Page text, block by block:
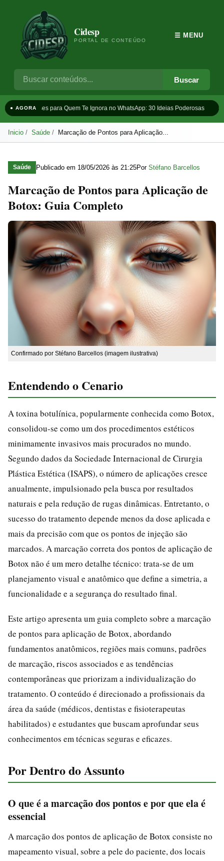
Cidesp
PORTAL DE CONTEÚDO
Buscar
☰ MENU
● AGORAFrases para Quem Te Ignora no WhatsApp: 30 Ideias Poderosas
Inicio Saúde Marcação de Pontos para Aplicação...
Saúde Publicado em 18/05/2026 às 21:25Por Stéfano Barcellos
Marcação de Pontos para Aplicação de
Botox: Guia Completo
Confirmado por Stéfano Barcellos (imagem ilustrativa)
Entendendo o Cenario
A toxina botulínica, popularmente conhecida como Botox,
consolidou-se como um dos procedimentos estéticos
minimamente invasivos mais procurados no mundo.
Segundo dados da Sociedade Internacional de Cirurgia
Plástica Estética (ISAPS), o número de aplicações cresce
anualmente, impulsionado pela busca por resultados
naturais e pela redução de rugas dinâmicas. Entretanto, o
sucesso do tratamento depende menos da dose aplicada e
mais da precisão com que os pontos de injeção são
marcados. A marcação correta dos pontos de aplicação de
Botox não é um mero detalhe técnico: trata-se de um
planejamento visual e anatômico que define a simetria, a
funcionalidade e a segurança do resultado final.
Este artigo apresenta um guia completo sobre a marcação
de pontos para aplicação de Botox, abordando
fundamentos anatômicos, regiões mais comuns, padrões
de marcação, riscos associados e as tendências
contemporâneas que priorizam a individualização do
tratamento. O conteúdo é direcionado a profissionais da
área da saúde (médicos, dentistas e fisioterapeutas
habilitados) e estudantes que buscam aprofundar seus
conhecimentos em técnicas seguras e eficazes.
Por Dentro do Assunto
O que é a marcação dos pontos e por que ela é
essencial
A marcação dos pontos de aplicação de Botox consiste no
mapeamento visual, sobre a pele do paciente, dos locais